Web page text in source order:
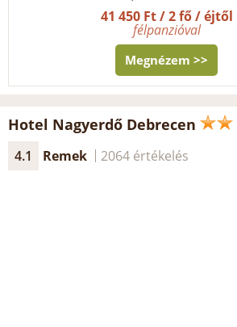
41 450 Ft / 2 fő / éjtől
félpanzióval
Megnézem >>
Hotel Nagyerdő Debrecen
4.1 Remek 2064 értékelés